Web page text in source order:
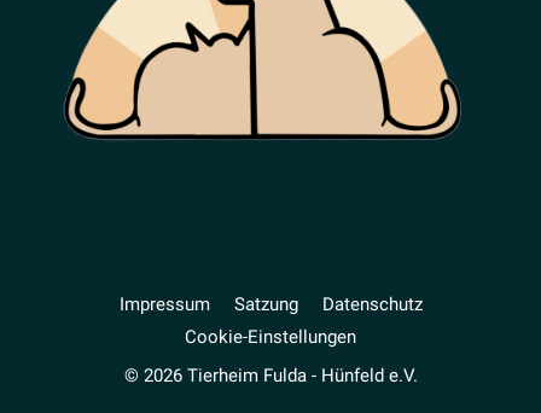
Impressum Satzung
Daten­schutz
Cookie-Einstellungen
© 2026 Tierheim Fulda - Hünfeld e.V.